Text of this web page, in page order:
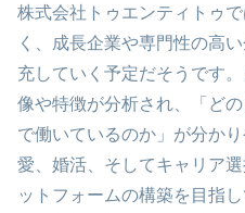
株式会社トゥエンティトゥ
く、成長企業や専門性の高
充していく予定だそうです
像や特徴が分析され、「ど
で働いているのか」が分か
愛、婚活、そしてキャリア
ットフォームの構築を目指